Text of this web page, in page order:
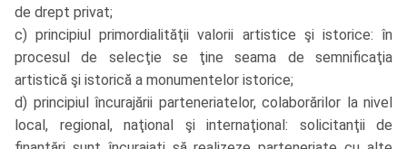
de drept privat;
c) principiul primordialităţii valorii artistice şi istorice: în
procesul de selecţie se ţine seama de semnificaţia
artistică şi istorică a monumentelor istorice;
d) principiul încurajării parteneriatelor, colaborărilor la nivel
local, regional, naţional şi internaţional: solicitanţii de